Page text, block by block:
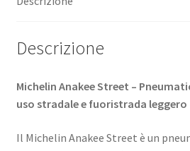
Descrizione
Michelin Anakee Street –
uso stradale e fuoristrada leggero
Il Michelin Anakee Street è un